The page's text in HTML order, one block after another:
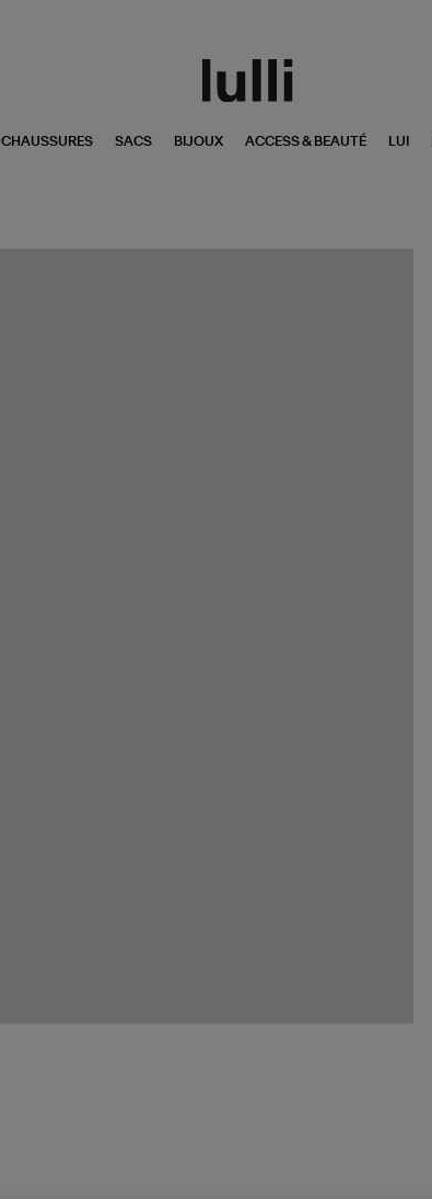
CHAUSSURES SACS BIJOUX ACCESS & BEAUTÉ LUI